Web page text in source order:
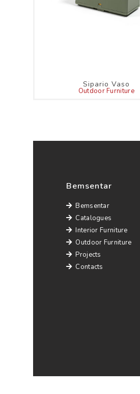
Sipario Vaso
Outdoor Furniture
Bemsentar
Bemsentar
Catalogues
Interior Furniture
Outdoor Furniture
Projects
Contacts